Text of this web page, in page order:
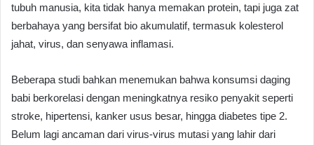
tubuh manusia, kita tidak hanya memakan protein, tapi juga zat
berbahaya yang bersifat bio akumulatif, termasuk kolesterol
jahat, virus, dan senyawa inflamasi.
Beberapa studi bahkan menemukan bahwa konsumsi daging
babi berkorelasi dengan meningkatnya resiko penyakit seperti
stroke, hipertensi, kanker usus besar, hingga diabetes tipe 2.
Belum lagi ancaman dari virus-virus mutasi yang lahir dari